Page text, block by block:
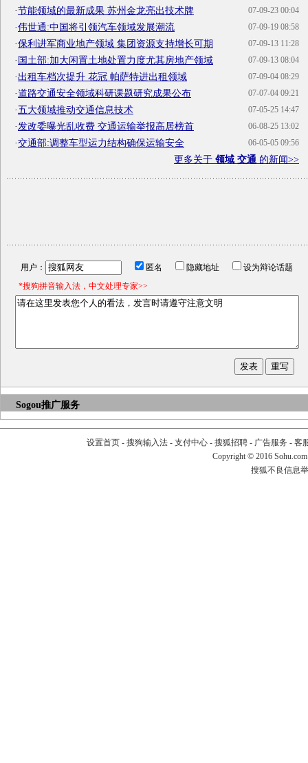
07-09-23 00:04
·节能领域的最新成果 苏州金龙亮出技术牌
07-09-19 08:58
·伟世通:中国将引领汽车领域发展潮流
07-09-13 11:28
·保利进军商业地产领域 集团资源支持增长可期
07-09-13 08:04
·国土部:加大闲置土地处置力度尤其房地产领域
07-09-04 08:29
·出租车档次提升 花冠 帕萨特进出租领域
07-07-04 09:21
·道路交通安全领域科研课题研究成果公布
07-05-25 14:47
·五大领域推动交通信息技术
06-08-25 13:02
·发改委曝光乱收费 交通运输举报高居榜首
06-05-05 09:56
·交通部:调整车型运力结构确保运输安全
更多关于 领域 交通 的新闻>>
用户： 匿名 隐藏地址
设为辩论话题
*搜狗拼音输入法，中文处理专家>>
Sogou推广服务
设置首页- 搜狗输入法- 支付中心- 搜狐招聘- 广告服务 - 客
Copyright © 2016
搜狐不良信息